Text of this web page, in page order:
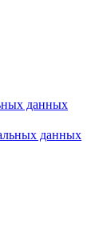
данных
данных